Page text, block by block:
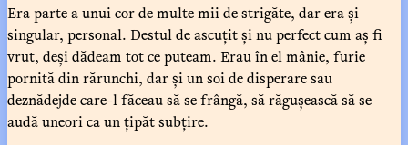
Era parte a unui cor de multe mii de strigăte, dar era și
singular, personal. Destul de ascuțit și nu perfect cum aș fi
vrut, deși dădeam tot ce puteam. Erau în el mânie, furie
pornită din rărunchi, dar și un soi de disperare sau
deznădejde care-l făceau să se frângă, să răgușească să se
audă uneori ca un țipăt subțire.